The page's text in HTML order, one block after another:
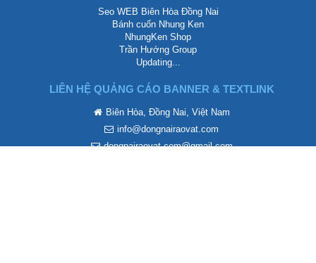
Seo WEB Biên Hòa Đồng Nai
Bánh cuốn Nhung Ken
NhungKen Shop
Trần Hướng Group
Updating...
LIÊN HỆ QUẢNG CÁO BANNER & TEXTLINK
Biên Hòa, Đồng Nai, Việt Nam
info@dongnairaovat.com
dongnairaovat.com@gmail.com